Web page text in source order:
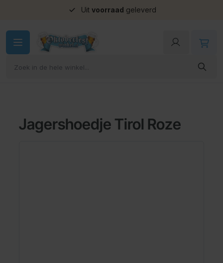
Uit voorraad geleverd
Jagershoedje Tirol Roze